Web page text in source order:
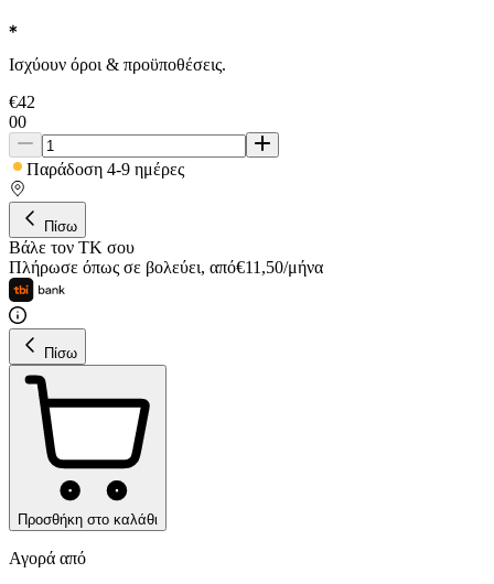
Ισχύουν όροι & προϋποθέσεις.
€42
00
Παράδοση 4-9 ημέρες
Πίσω
Βάλε τον ΤΚ σου
Πλήρωσε όπως σε βολεύει, από€11,50/μήνα
Πίσω
Προσθήκη στο καλάθι
Αγορά από